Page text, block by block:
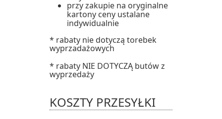
przy zakupie na oryginalne
kartony ceny ustalane
indywidualnie
* rabaty nie dotyczą torebek
wyprzadażowych
* rabaty NIE DOTYCZĄ butów z
wyprzedaży
KOSZTY PRZESYŁKI